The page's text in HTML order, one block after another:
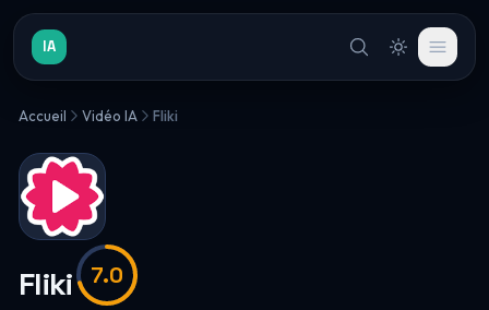
IA
Accueil Vidéo IA Fliki
Fliki 7.0